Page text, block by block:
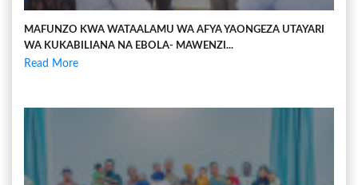
MAFUNZO KWA WATAALAMU WA AFYA YAONGEZA UTAYARI
WA KUKABILIANA NA EBOLA- MAWENZI...
Read More